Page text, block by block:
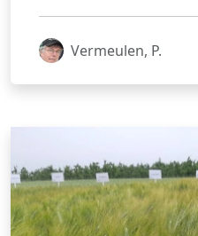
Vermeulen, P.